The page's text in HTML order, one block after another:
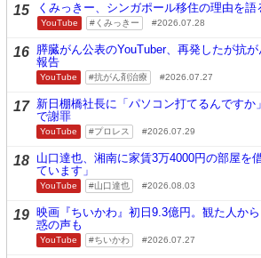
15 くみっきー、シンガポール移住の理由を語
YouTube くみっきー 2026.07.28
16 膵臓がん公表のYouTuber、再発したが抗
報告
YouTube 抗がん剤治療 2026.07.27
17 新日棚橋社長に「パソコン打てるんですか
で謝罪
YouTube プロレス 2026.07.29
18 山口達也、湘南に家賃3万4000円の部屋を
ています」
YouTube 山口達也 2026.08.03
19 映画『ちいかわ』初日9.3億円。観た人か
惑の声も
YouTube ちいかわ 2026.07.27